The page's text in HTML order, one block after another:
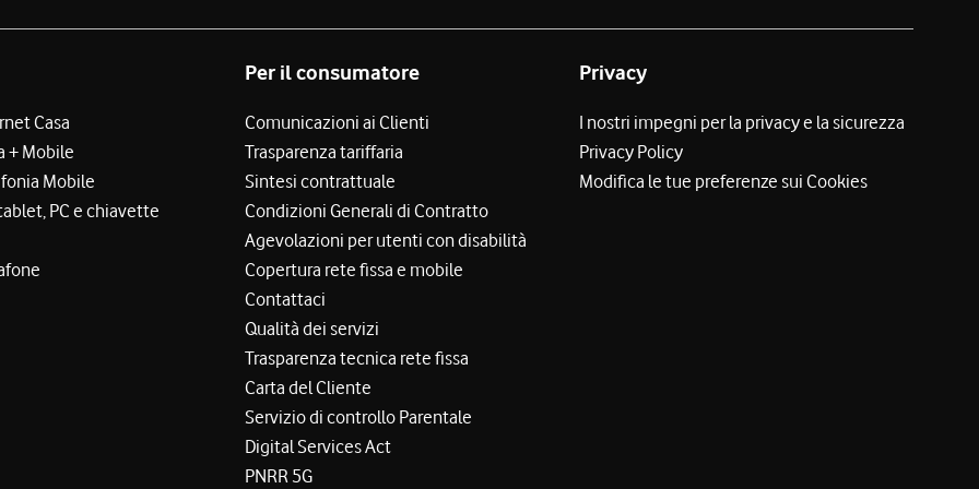
Casa
+ Mobile
Mobile
PC e chiavette
Per il consumatore
Comunicazioni ai Clienti
Trasparenza tariffaria
Sintesi contrattuale
Condizioni Generali di Contratto
Agevolazioni per utenti con disabilità
Copertura rete fissa e mobile
Contattaci
Qualità dei servizi
Trasparenza tecnica rete fissa
Carta del Cliente
Servizio di controllo Parentale
Digital Services Act
PNRR 5G
Privacy
I nostri impegni per la privacy e la sicurezza
Privacy Policy
Modifica le tue preferenze sui Cookies